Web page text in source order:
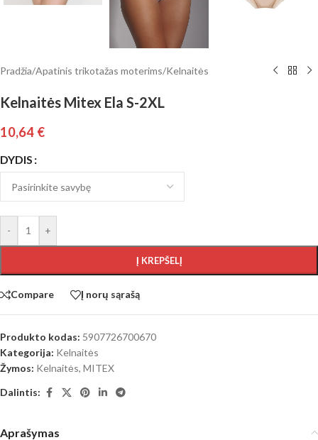
Pradžia/Apatinis trikotažas moterims/Kelnaitės
Kelnaitės Mitex Ela S-2XL
10,64 €
DYDIS
- +
Į KREPŠELĮ
Compare Į norų sąrašą
Produkto kodas: 5907726700670
Kategorija: Kelnaitės
Žymos: Kelnaitės, MITEX
Dalintis:
Aprašymas